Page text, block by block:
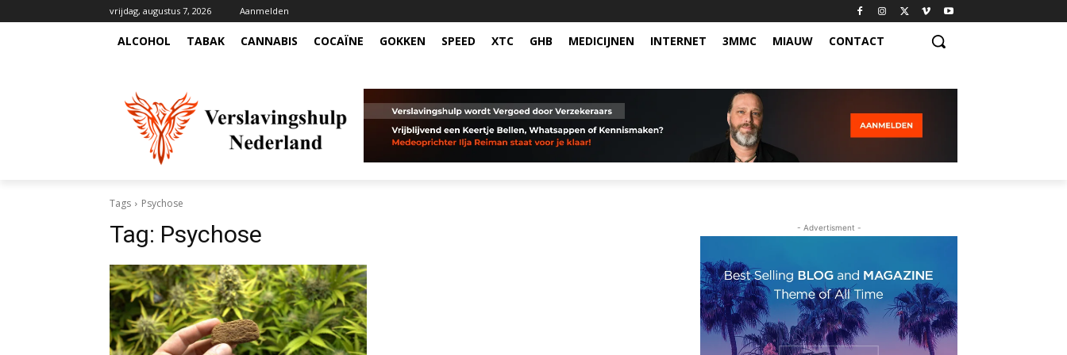
vrijdag, augustus 7, 2026 Aanmelden
ALCOHOL TABAK CANNABIS COCAÏNE GOKKEN SPEED XTC GHB MEDICIJNEN INTERNET 3MMC MIAUW CONTACT
Tags Psychose
Tag: Psychose - Advertisment -